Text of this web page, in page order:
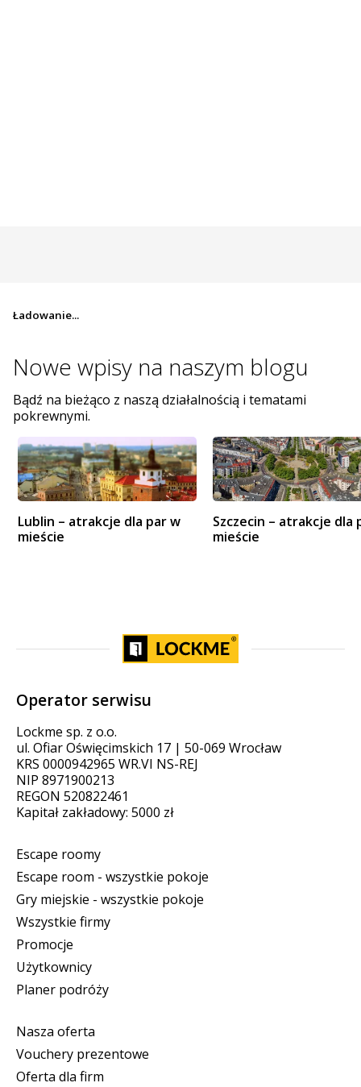
Ładowanie...
Nowe wpisy na naszym blogu
Bądź na bieżąco z naszą działalnością i tematami
pokrewnymi.
Lublin – atrakcje dla par w
mieście
Szczecin – atrakcje dla
mieście
Operator serwisu
Lockme sp. z o.o.
ul. Ofiar Oświęcimskich 17 | 50-069 Wrocław
KRS 0000942965 WR.VI NS-REJ
NIP 8971900213
REGON 520822461
Kapitał zakładowy: 5000 zł
Escape roomy
Escape room - wszystkie pokoje
Gry miejskie - wszystkie pokoje
Wszystkie firmy
Promocje
Użytkownicy
Planer podróży
Nasza oferta
Vouchery prezentowe
Oferta dla firm